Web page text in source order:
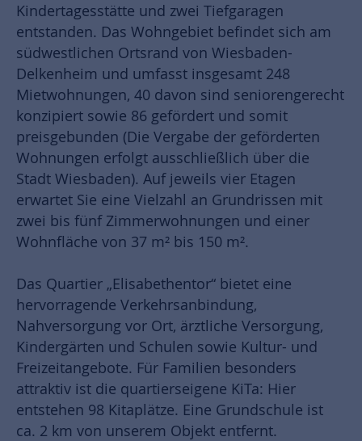
Kindertagesstätte und zwei Tiefgaragen
entstanden. Das Wohngebiet befindet sich am
südwestlichen Ortsrand von Wiesbaden-
Delkenheim und umfasst insgesamt 248
Mietwohnungen, 40 davon sind seniorengerecht
konzipiert sowie 86 gefördert und somit
preisgebunden (Die Vergabe der geförderten
Wohnungen erfolgt ausschließlich über die
Stadt Wiesbaden). Auf jeweils vier Etagen
erwartet Sie eine Vielzahl an Grundrissen mit
zwei bis fünf Zimmerwohnungen und einer
Wohnfläche von 37 m² bis 150 m².
Das Quartier „Elisabethentor“ bietet eine
hervorragende Verkehrsanbindung,
Nahversorgung vor Ort, ärztliche Versorgung,
Kindergärten und Schulen sowie Kultur- und
Freizeitangebote. Für Familien besonders
attraktiv ist die quartierseigene KiTa: Hier
entstehen 98 Kitaplätze. Eine Grundschule ist
ca. 2 km von unserem Objekt entfernt.